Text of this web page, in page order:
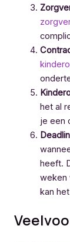
het al
je een
heeft.
weken
kan